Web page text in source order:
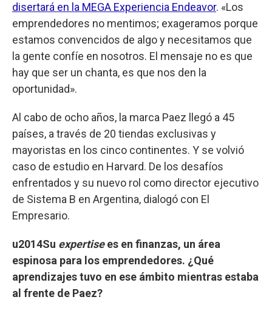
disertará en la MEGA Experiencia Endeavor. «Los
emprendedores no mentimos; exageramos porque
estamos convencidos de algo y necesitamos que
la gente confíe en nosotros. El mensaje no es que
hay que ser un chanta, es que nos den la
oportunidad».
Al cabo de ocho años, la marca Paez llegó a 45
países, a través de 20 tiendas exclusivas y
mayoristas en los cinco continentes. Y se volvió
caso de estudio en Harvard. De los desafíos
enfrentados y su nuevo rol como director ejecutivo
de Sistema B en Argentina, dialogó con El
Empresario.
u2014Su expertisees en finanzas, un área
espinosa para los emprendedores. ¿Qué
aprendizajes tuvo en ese ámbito mientras estaba
al frente de Paez?